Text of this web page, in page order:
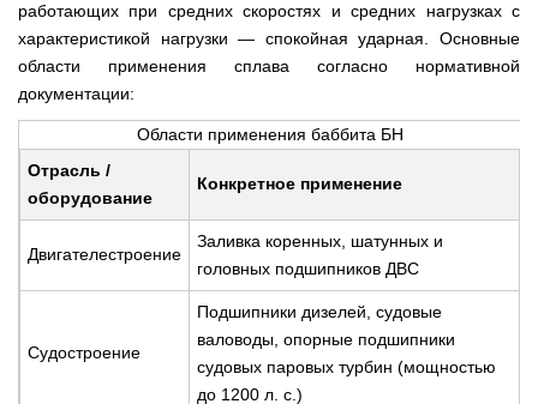
работающих при средних скоростях и средних нагрузках с
характеристикой нагрузки — спокойная ударная. Основные
области применения сплава согласно нормативной
документации:
Области применения баббита БН
Отрасль /
оборудование
Конкретное применение
Двигателестроение
Заливка коренных, шатунных и
головных подшипников ДВС
Судостроение
Подшипники дизелей, судовые
валоводы, опорные подшипники
судовых паровых турбин (мощностью
до 1200 л. с.)